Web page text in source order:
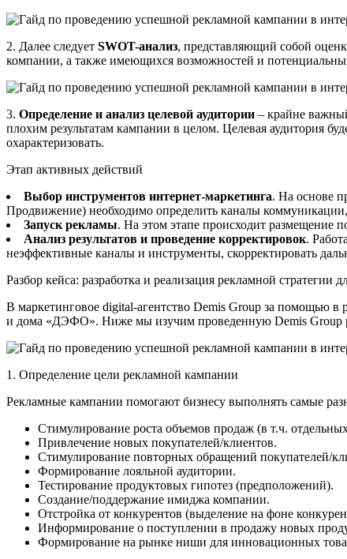
2. Далее следует SWOT-анализ, представляющий собой
компании, а также имеющихся возможностей и
3. Определение и анализ целевой аудитории – крайне
плохим результатам кампании в целом. Целевая аудитория
охарактеризовать.
Этап активных действий
Выбор инструментов интернет-маркетинга. На основе
Продвижение) необходимо определить каналы
Запуск рекламы. На этом этапе происходит размещение
Анализ результатов и проведение корректировок.
неэффективные каналы и инструменты, скорректировать
Разбор кейса: разработка и реализация рекламной
В маркетинговое digital-агентство Demis Group за помощью в
и дома «ДЭФО». Ниже мы изучим проведенную Demis Group
1. Определение цели рекламной кампании
Рекламные кампании помогают бизнесу выполнять самые
Стимулирование роста объемов продаж (в т.ч.
Привлечение новых покупателей/клиентов.
Стимулирование повторных обращений покупателей/
Формирование лояльной аудитории.
Тестирование продуктовых гипотез (предположений).
Создание/поддержание имиджа компании.
Отстройка от конкурентов (выделение на фоне
Информирование о поступлении в продажу новых
Формирование на рынке ниши для инновационных